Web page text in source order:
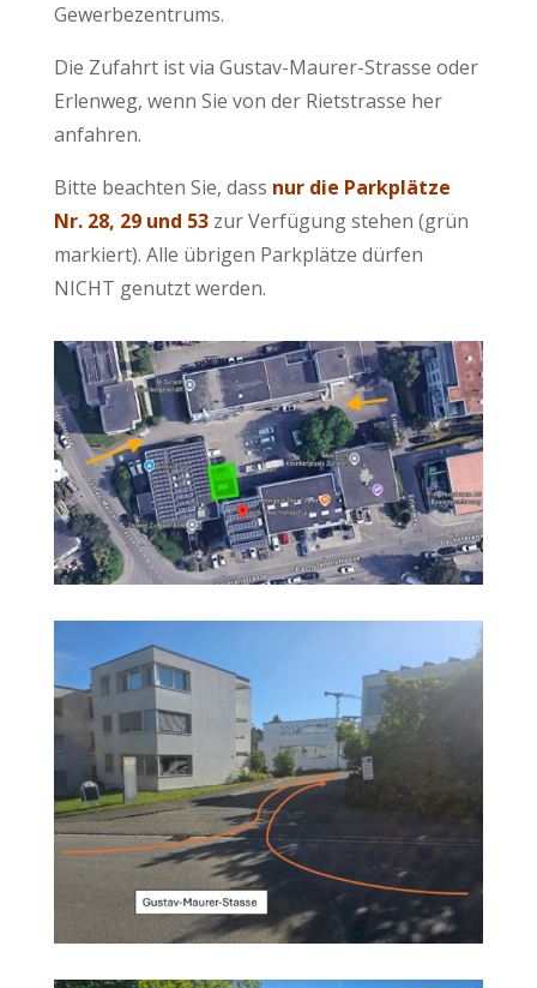
Gewerbezentrums.
Die Zufahrt ist via Gustav-Maurer-Strasse oder
Erlenweg, wenn Sie von der Rietstrasse her
anfahren.
Bitte beachten Sie, dass nur die Parkplätze
Nr. 28, 29 und 53zur Verfügung stehen (grün
markiert). Alle übrigen Parkplätze dürfen
NICHT genutzt werden.